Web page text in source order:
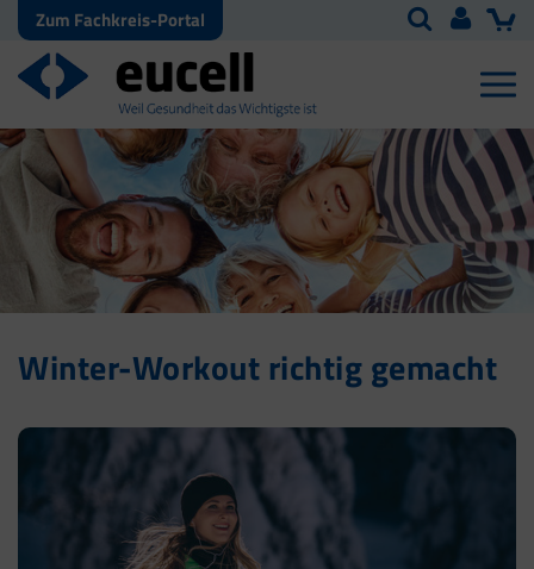
Zum Fachkreis-Portal
Winter-Workout richtig gemacht